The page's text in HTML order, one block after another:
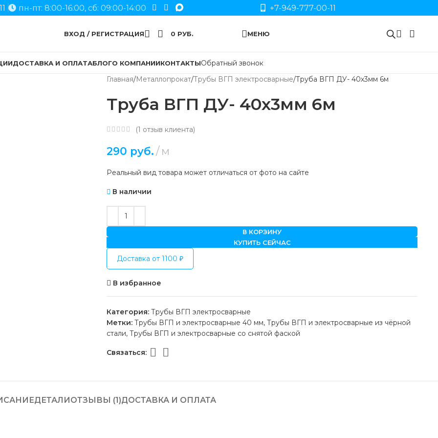
пн-пт: 8:00-16:00, сб: 09:00-14:00 +7-949-777-00-11
ВХОД / РЕГИСТРАЦИЯ 0 РУБ. МЕНЮ
ДОСТАВКА И ОПЛАТАБЛОГО КОМПАНИИКОНТАКТЫОбратный звонок
Главная Металлопрокат Трубы ВГП электросварные Труба ВГП ДУ- 40х3мм 6м
Труба ВГП ДУ- 40х3мм 6м
(1 отзыв клиента)
290 руб. м
Реальный вид товара может отличаться от фото на сайте
В наличии
В КОРЗИНУ
КУПИТЬ СЕЙЧАС
Доставка от 1100 ₽
В избранное
Категория: Трубы ВГП электросварные
Метки: Трубы ВГП и электросварные 40 мм, Трубы ВГП и электросварные из чёрной
стали, Трубы ВГП и электросварные со снятой фаской
Связаться:
ДЕТАЛИОТЗЫВЫ (1)ДОСТАВКА И ОПЛАТА